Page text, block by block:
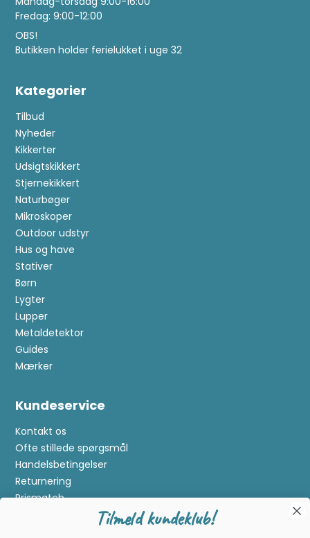
Fredag: 9:00-12:00
OBS!
Butikken holder ferielukket i uge 32
Kategorier
Tilbud
Nyheder
Kikkerter
Udsigtskikkert
Stjernekikkert
Naturbøger
Mikroskoper
Outdoor udstyr
Hus og have
Stativer
Børn
Lygter
Lupper
Metaldetektor
Guides
Mærker
Kundeservice
Kontakt os
Ofte stillede spørgsmål
Handelsbetingelser
Returnering
Prismatch
Tilmeld kundeklub!